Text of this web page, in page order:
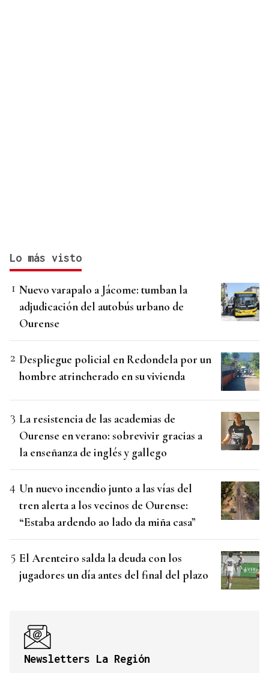
Lo más visto
Nuevo varapalo a Jácome: tumban la
adjudicación del autobús urbano de
Ourense
Despliegue policial en Redondela por un
hombre atrincherado en su vivienda
La resistencia de las academias de
Ourense en verano: sobrevivir gracias a
la enseñanza de inglés y gallego
Un nuevo incendio junto a las vías del
tren alerta a los vecinos de Ourense:
“Estaba ardendo ao lado da miña casa”
El Arenteiro salda la deuda con los
jugadores un día antes del final del plazo
Newsletters La Región